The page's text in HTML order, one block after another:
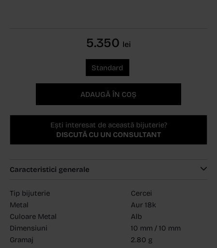
5.350 lei
Standard
ADAUGĂ ÎN COȘ
Ești interesat de această bijuterie?
DISCUTĂ CU UN CONSULTANT
Caracteristici generale
Tip bijuterie
Cercei
Metal
Aur 18k
Culoare Metal
Alb
Dimensiuni
10 mm / 10 mm
Gramaj
2.80 g